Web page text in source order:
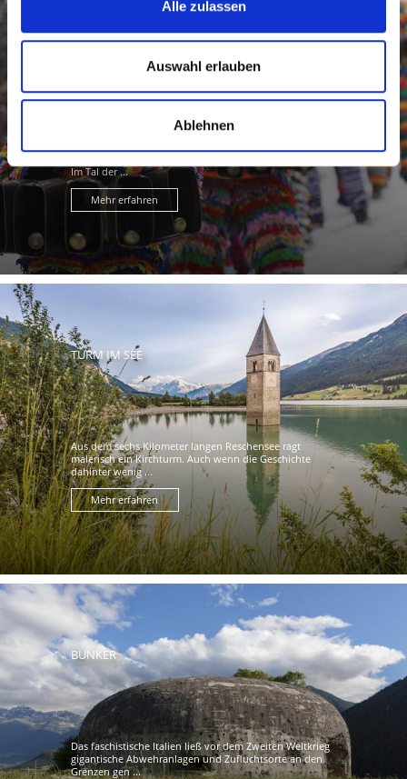
Alle zulassen
Auswahl erlauben
Ablehnen
Im Tal der ...
Mehr erfahren
TURM IM SEE
Aus dem sechs Kilometer langen Reschensee ragt
malerisch ein Kirchturm. Auch wenn die Geschichte
dahinter wenig ...
Mehr erfahren
BUNKER
Das faschistische Italien ließ vor dem Zweiten Weltkrieg
gigantische Abwehranlagen und Zufluchtsorte an den
Grenzen gen ...